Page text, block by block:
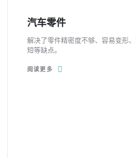
汽车零件
解决了零件精密度不够、容易变形
短等缺点。
阅读更多